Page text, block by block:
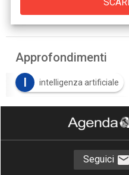
Approfondimenti
I
intelligenza artificiale
S Sostenibilità Energetica
Seguici